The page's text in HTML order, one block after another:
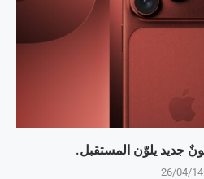
26/04/14